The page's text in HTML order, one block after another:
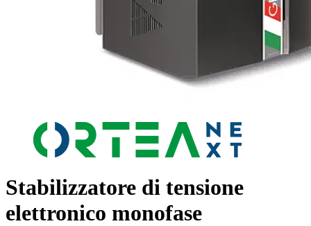
Stabilizzatore di tensione
elettronico monofase